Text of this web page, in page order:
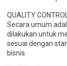
QUALITY
Secara umum
dilakukan untuk
sesuai dengan
bisnis